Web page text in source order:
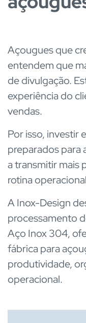
Açougues que
entendem que
de divulgação.
experiência do
vendas.
Por isso, investir
preparados para
a transmitir mais
rotina
A Inox-Design
processamento
Aço Inox 304,
fábrica para
produtividade,
operacional.